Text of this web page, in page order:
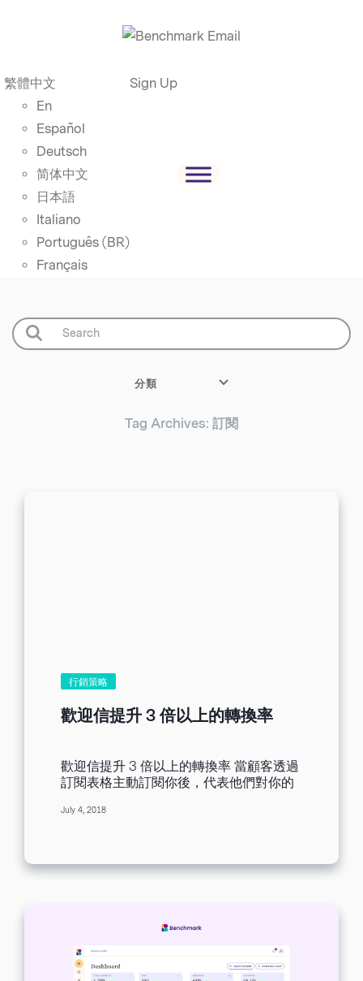
繁體中文
En
Español
Deutsch
简体中文
日本語
Italiano
Português (BR)
Français
Sign Up
分類
Tag Archives: 訂閱
行銷策略
歡迎信提升 3 倍以上的轉換率
歡迎信提升 3 倍以上的轉換率 當顧客透過
訂閱表格主動訂閱你後，代表他們對你的
住這群 「目標顧客」 呢？這時候，「歡迎
開啟率、單一點擊率、轉換率、投資報酬
新意了，何不效法 Unbounce 以創辦人
Rob Fitzpatrick 的名義發出郵件；吸引收
件人點閱呢？ 主旨...
July 4, 2018